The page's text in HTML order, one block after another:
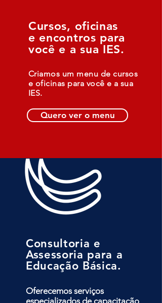
Cursos, oficinas
e encontros para
você e a sua IES.
Criamos um menu de cursos
e oficinas para você e a sua
IES.
Quero ver o menu
Consultoria e
Assessoria para a
Educação Básica.
Oferecemos serviços
especializados de capacitação